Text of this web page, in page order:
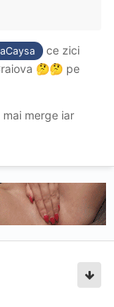
ce zici
🤔🤔 pe
merge iar